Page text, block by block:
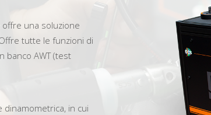
una soluzione
tutte le funzioni di
banco AWT (test
in cui